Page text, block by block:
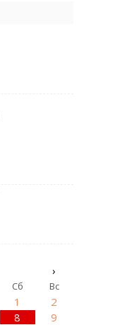
›
Сб Вс
1
2
8
9